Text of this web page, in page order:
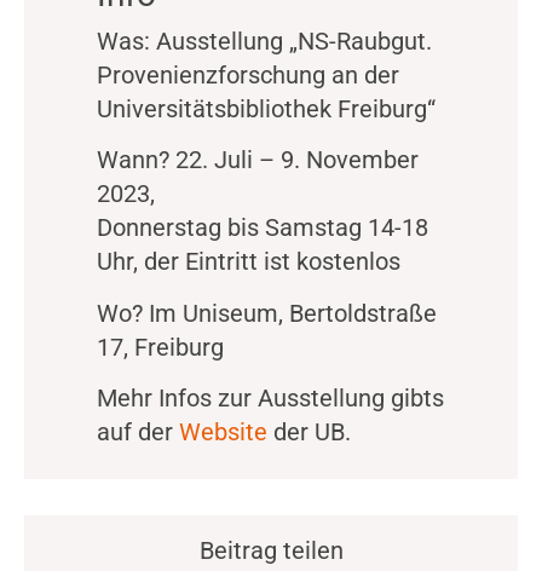
Was: Ausstellung „NS-Raubgut.
Provenienzforschung an der
Universitätsbibliothek Freiburg“
Wann? 22. Juli – 9. November
2023,
Donnerstag bis Samstag 14-18
Uhr, der Eintritt ist kostenlos
Wo? Im Uniseum, Bertoldstraße
17, Freiburg
Mehr Infos zur Ausstellung gibts
auf der Website der UB.
Beitrag teilen